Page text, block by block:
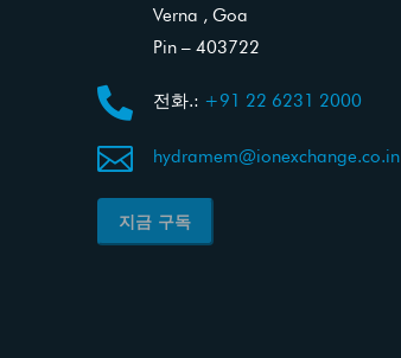
Verna , Goa
Pin – 403722
 전화.: +91 22 6231 2000
 hydramem@ionexchange.co.in
지금 구독